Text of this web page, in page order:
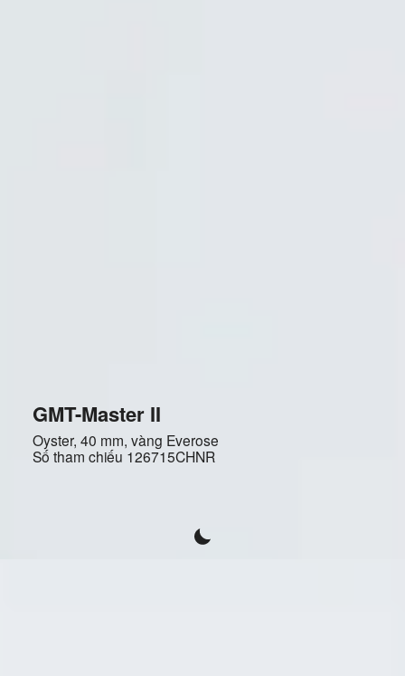
GMT-Master II
Oyster, 40 mm, vàng Everose
Số tham chiếu 126715CHNR